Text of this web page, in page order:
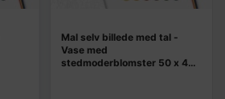
Mal selv billede med tal -
Vase med
stedmoderblomster 50 x 40